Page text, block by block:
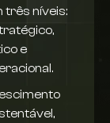
três níveis:
e